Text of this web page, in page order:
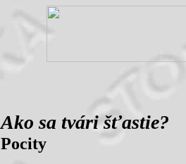
Ako sa tvári šťastie?
Pocity